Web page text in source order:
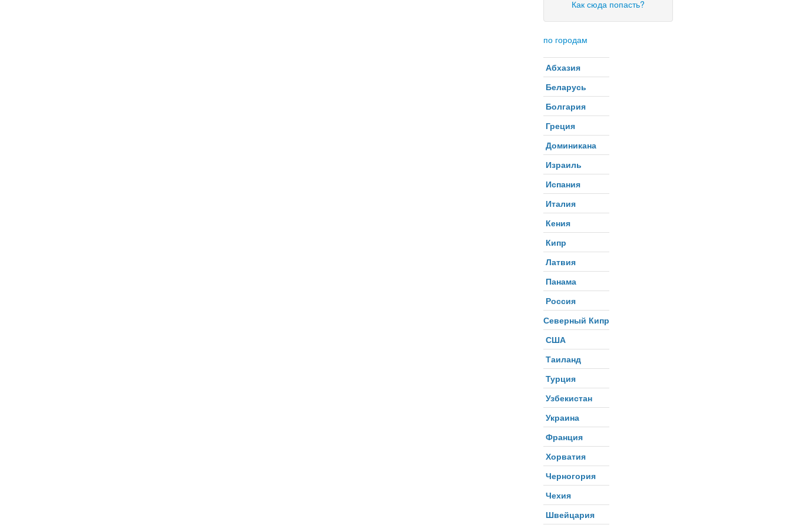
Как сюда попасть?
по городам
Абхазия
Беларусь
Болгария
Греция
Доминикана
Израиль
Испания
Италия
Кения
Кипр
Латвия
Панама
Россия
Северный Кипр
США
Таиланд
Турция
Узбекистан
Украина
Франция
Хорватия
Черногория
Чехия
Швейцария